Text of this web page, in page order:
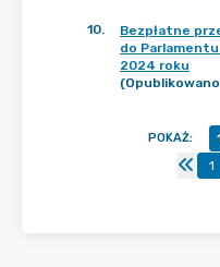
10.
Bezpłatne
do
2024 roku
POKAŻ:
1